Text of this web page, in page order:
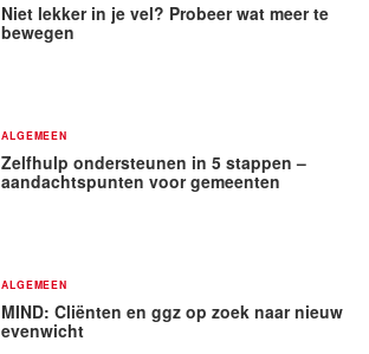
Niet lekker in je vel? Probeer wat meer te
bewegen
ALGEMEEN
Zelfhulp ondersteunen in 5 stappen –
aandachtspunten voor gemeenten
ALGEMEEN
MIND: Cliënten en ggz op zoek naar nieuw
evenwicht